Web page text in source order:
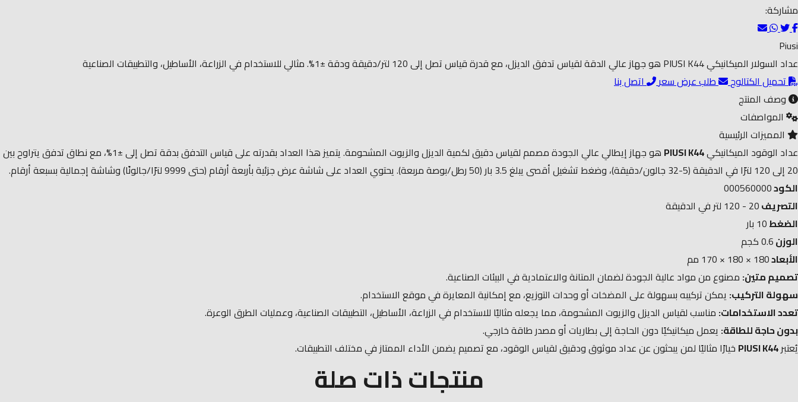
مشاركة:
Piusi
عداد السولار الميكانيكي PIUSI K44 هو جهاز عالي الدقة لقياس تدفق الديزل، مع قدرة قياس تصل إلى 120 لتر/دقيقة ودقة ±1%. مثالي للاستخدام في الزراعة، الأساطيل، والتطبيقات الصناعية
تحميل الكتالوج
طلب عرض سعر
اتصل بنا
وصف المنتج
المواصفات
المميزات الرئيسية
عداد الوقود الميكانيكيPIUSI K44
هو جهاز إيطالي عالي الجودة مصمم لقياس دقيق لكمية الديزل والزيوت المشحومة. يتميز هذا العداد بقدرته على قياس التدفق بدقة تصل إلى ±1%، مع نطاق تدفق يتراوح بين
20 إلى 120 لترًا في الدقيقة (5-32 جالون/دقيقة)، وضغط تشغيل أقصى يبلغ 3.5 بار (50 رطل/بوصة مربعة). يحتوي العداد على شاشة عرض جزئية بأربعة أرقام (حتى 9999 لترًا/جالونًا) وشاشة إجمالية بسبعة أرقام.
الكود000560000
التصريف20 - 120 لتر في الدقيقة
الضغط10 بار
الوزن0.6 كجم
الأبعاد180 × 180 × 170 مم
تصميم متين: مصنوع من مواد عالية الجودة لضمان المتانة والاعتمادية في البيئات الصناعية.
سهولة التركيب: يمكن تركيبه بسهولة على المضخات أو وحدات التوزيع، مع إمكانية المعايرة في موقع الاستخدام.
تعدد الاستخدامات: مناسب لقياس الديزل والزيوت المشحومة، مما يجعله مثاليًا للاستخدام في الزراعة، الأساطيل، التطبيقات الصناعية، وعمليات الطرق الوعرة.
بدون حاجة للطاقة: يعمل ميكانيكيًا دون الحاجة إلى بطاريات أو مصدر طاقة خارجي.
يُعتبرPIUSI K44 خيارًا مثاليًا لمن يبحثون عن عداد موثوق ودقيق لقياس الوقود، مع تصميم يضمن الأداء الممتاز في مختلف التطبيقات.
منتجات ذات صلة